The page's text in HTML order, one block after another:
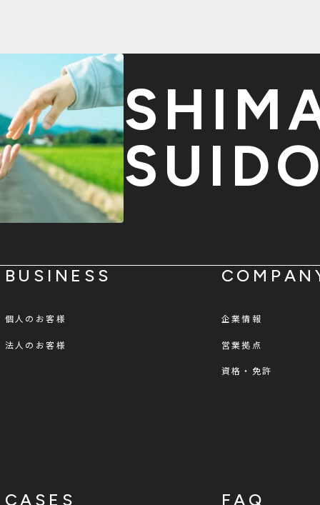
SUIDO
BUSINESS
個人のお客様
法人のお客様
企業情報
営業拠点
資格・免許
CASES FAQ